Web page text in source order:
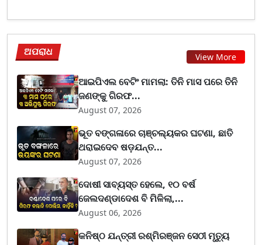
ଅପରାଧ View More
ଆଇପିଏଲ ବେଟିଂ ମାମଲା: ତିନି ମାସ ପରେ ତିନି
ଜଣଙ୍କୁ ଗିରଫ...
August 07, 2026
ଭୂତ ବଙ୍ଗଳାରେ ଚାଞ୍ଚଲ୍ୟକର ଘଟଣା, ଛାତି
ଥରାଇଦେବ ଷଡ଼ଯନ୍ତ...
August 07, 2026
ଦୋଷୀ ସାବ୍ୟସ୍ତ ହେଲେ, ୧୦ ବର୍ଷ
ଜେଲଦଣ୍ଡାଦେଶ ବି ମିଳିଲା,...
August 06, 2026
କନିଷ୍ଠ ଯନ୍ତ୍ରୀ ରଶ୍ମିରଞ୍ଜନ ସେଠୀ ମୃତ୍ୟୁ